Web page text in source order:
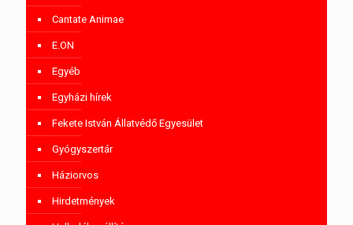
Cantate Animae
E.ON
Egyéb
Egyházi hírek
Fekete István Állatvédő Egyesület
Gyógyszertár
Háziorvos
Hirdetmények